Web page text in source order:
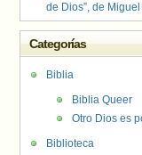
de Dios”, de
Categorías
Biblia
Biblia Queer
Otro Dios es
Biblioteca